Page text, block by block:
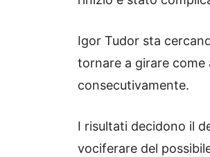
Igor Tudor sta
tornare a girare come
consecutivamente.
I risultati decidono il
vociferare del